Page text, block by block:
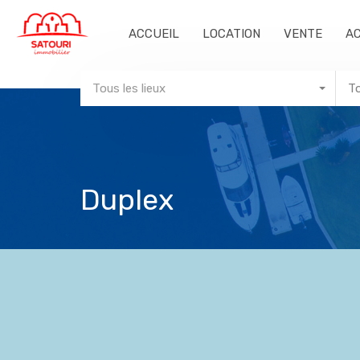
ACCUEIL LOCATION VENTE
Tous les lieux
Duplex